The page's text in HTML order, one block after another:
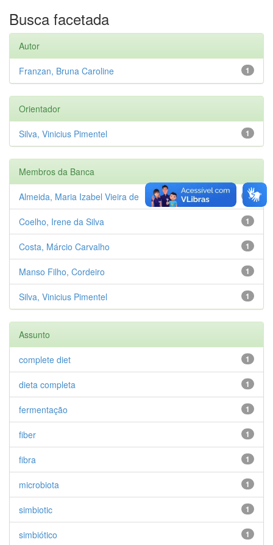
Busca facetada
Autor
1
Franzan, Bruna Caroline
Orientador
1
Silva, Vinicius Pimentel
Membros da Banca
1
Almeida, Maria Izabel Vieira de
1
Coelho, Irene da Silva
1
Costa, Márcio Carvalho
1
Manso Filho, Cordeiro
1
Silva, Vinicius Pimentel
Assunto
1
complete diet
1
dieta completa
1
fermentação
1
fiber
1
fibra
1
microbiota
1
simbiotic
1
simbiótico